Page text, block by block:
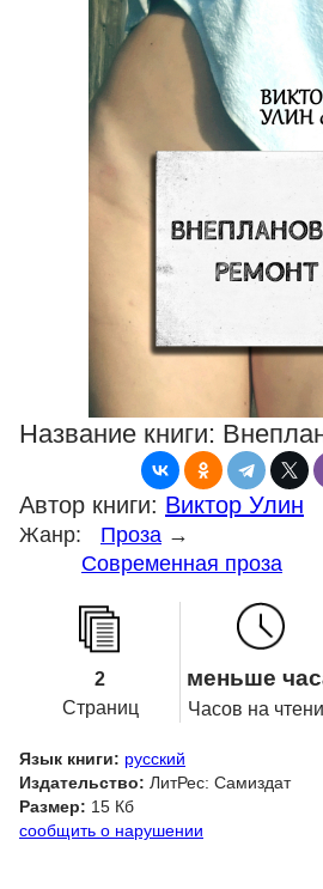
Название книги:
Автор книги: Виктор Улин
Жанр: Проза →
Современная проза
2
Страниц
меньше
Часов на
Язык книги: русский
Издательство: ЛитРес: Самиздат
Размер: 15 Кб
сообщить о нарушении